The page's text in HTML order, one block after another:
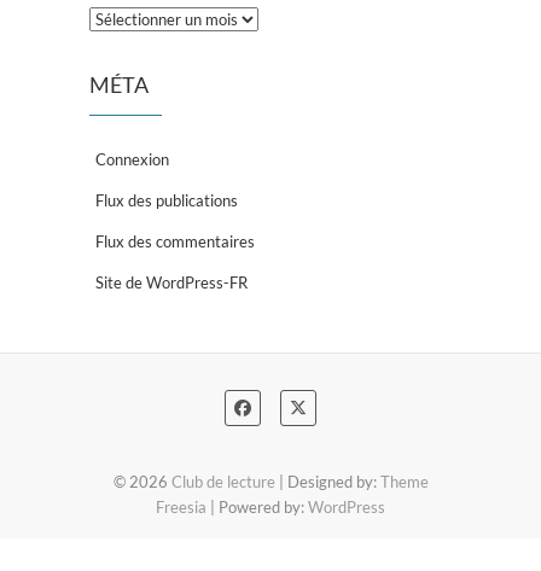
Archives
MÉTA
Connexion
Flux des publications
Flux des commentaires
Site de WordPress-FR
© 2026 Club de lecture | Designed by:Theme
Freesia | Powered by:WordPress